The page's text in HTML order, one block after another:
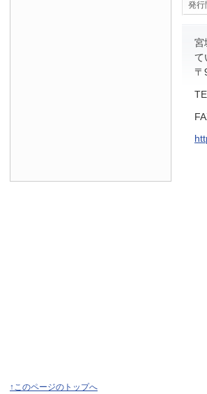
発行
宮
て
〒
↑このページのトップへ